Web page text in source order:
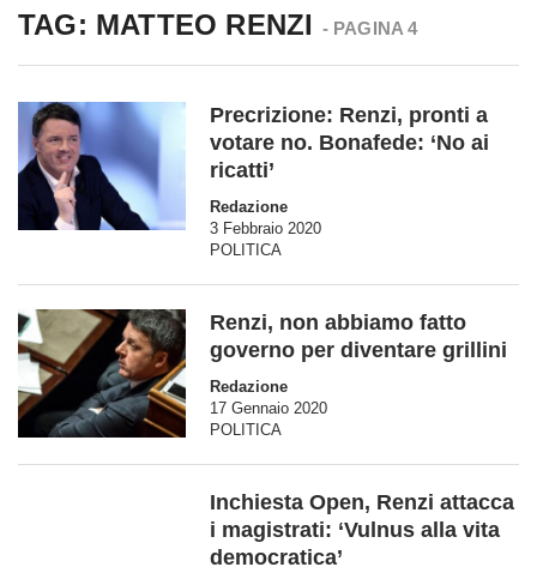
TAG: MATTEO RENZI - PAGINA 4
Precrizione: Renzi, pronti a
votare no. Bonafede: ‘No ai
ricatti’
Redazione
3 Febbraio 2020
POLITICA
Renzi, non abbiamo fatto
governo per diventare grillini
Redazione
17 Gennaio 2020
POLITICA
Inchiesta Open, Renzi attacca
i magistrati: ‘Vulnus alla vita
democratica’